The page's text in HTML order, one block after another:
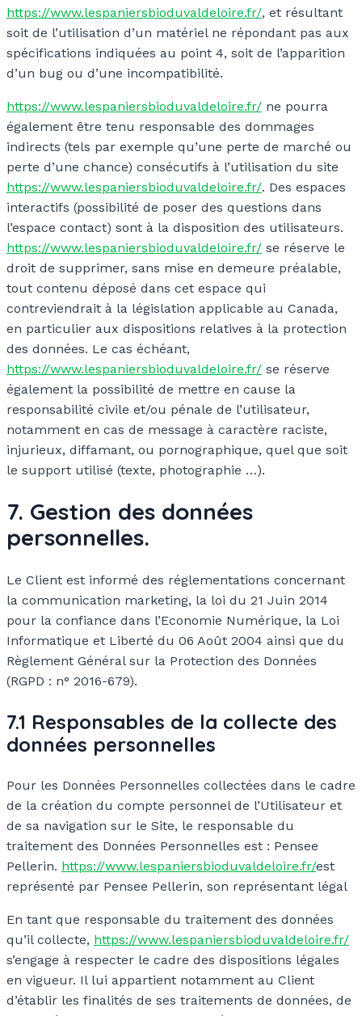
https://www.lespaniersbioduvaldeloire.fr/, et résultant
soit de l’utilisation d’un matériel ne répondant pas aux
spécifications indiquées au point 4, soit de l’apparition
d’un bug ou d’une incompatibilité.
https://www.lespaniersbioduvaldeloire.fr/ ne pourra
également être tenu responsable des dommages
indirects (tels par exemple qu’une perte de marché ou
perte d’une chance) consécutifs à l’utilisation du site
https://www.lespaniersbioduvaldeloire.fr/. Des espaces
interactifs (possibilité de poser des questions dans
l’espace contact) sont à la disposition des utilisateurs.
https://www.lespaniersbioduvaldeloire.fr/ se réserve le
droit de supprimer, sans mise en demeure préalable,
tout contenu déposé dans cet espace qui
contreviendrait à la législation applicable au Canada,
en particulier aux dispositions relatives à la protection
des données. Le cas échéant,
https://www.lespaniersbioduvaldeloire.fr/ se réserve
également la possibilité de mettre en cause la
responsabilité civile et/ou pénale de l’utilisateur,
notamment en cas de message à caractère raciste,
injurieux, diffamant, ou pornographique, quel que soit
le support utilisé (texte, photographie …).
7. Gestion des données
personnelles.
Le Client est informé des réglementations concernant
la communication marketing, la loi du 21 Juin 2014
pour la confiance dans l’Economie Numérique, la Loi
Informatique et Liberté du 06 Août 2004 ainsi que du
Règlement Général sur la Protection des Données
(RGPD : n° 2016-679).
7.1 Responsables de la collecte des
données personnelles
Pour les Données Personnelles collectées dans le cadre
de la création du compte personnel de l’Utilisateur et
de sa navigation sur le Site, le responsable du
traitement des Données Personnelles est : Pensee
Pellerin. https://www.lespaniersbioduvaldeloire.fr/est
représenté par Pensee Pellerin, son représentant légal
En tant que responsable du traitement des données
qu’il collecte, https://www.lespaniersbioduvaldeloire.fr/
s’engage à respecter le cadre des dispositions légales
en vigueur. Il lui appartient notamment au Client
d’établir les finalités de ses traitements de données, de